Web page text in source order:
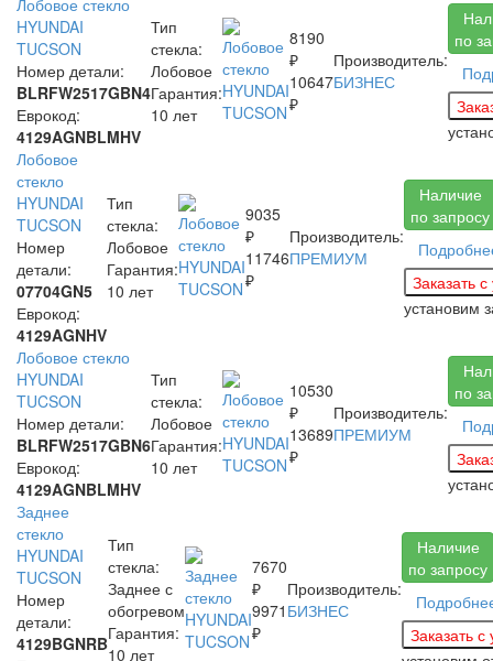
Лобовое стекло
HYUNDAI
TUCSON
Номер детали:
BLRFW2517GBN4
Еврокод:
4129AGNBLMHV
Тип
стекла:
Лобовое
Гарантия:
10 лет
8190
₽
10647
₽
Производитель:
БИЗНЕС
по
Лобовое
стекло
HYUNDAI
TUCSON
Номер
детали:
07704GN5
Еврокод:
4129AGNHV
Тип
стекла:
Лобовое
Гарантия:
10 лет
9035
₽
11746
₽
Производитель:
ПРЕМИУМ
Наличие
по запросу
установим
Лобовое стекло
HYUNDAI
TUCSON
Номер детали:
BLRFW2517GBN6
Еврокод:
4129AGNBLMHV
Тип
стекла:
Лобовое
Гарантия:
10 лет
10530
₽
13689
₽
Производитель:
ПРЕМИУМ
по
Заднее
стекло
HYUNDAI
TUCSON
Номер
детали:
4129BGNRB
Тип
стекла:
Заднее с
обогревом
Гарантия:
10 лет
7670
₽
9971
₽
Производитель:
БИЗНЕС
Наличие
по запросу